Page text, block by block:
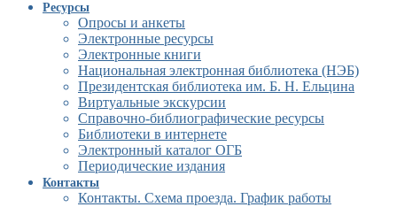
Ресурсы
Опросы и анкеты
Электронные ресурсы
Электронные книги
Национальная электронная библиотека (НЭБ)
Президентская библиотека им. Б. Н. Ельцина
Виртуальные экскурсии
Справочно-библиографические ресурсы
Библиотеки в интернете
Электронный каталог ОГБ
Периодические издания
Контакты
Контакты. Схема проезда. График работы